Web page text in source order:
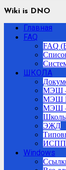
Wiki is DNO
Главная
FAQ
FAQ
ШКОЛА
МЭШ —
МЭШ
МЭШ
ЭЖД
ИСПП
Windows